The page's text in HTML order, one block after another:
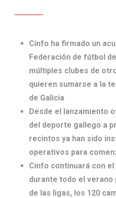
Cinfo ha firmado un
Federación de fútbol
múltiples clubes de
quieren sumarse a la
de Galicia
Desde el lanzamiento
del deporte gallego a
recintos ya han sido
operativos para
Cinfo continuará con
durante todo el verano
de las ligas, los 120